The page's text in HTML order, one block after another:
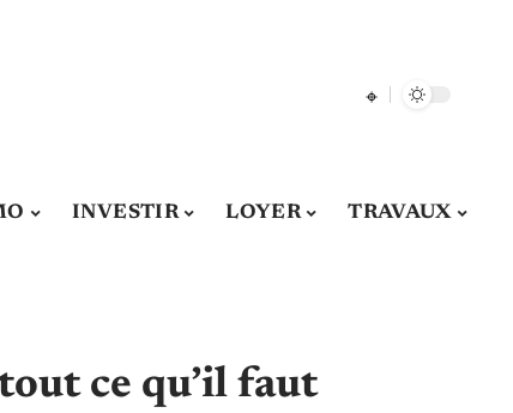
INVESTIR LOYER TRAVAUX
ce qu’il faut